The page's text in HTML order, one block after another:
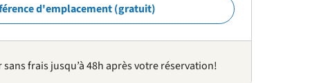
d'emplacement (gratuit)
frais jusqu’à 48h après votre réservation!